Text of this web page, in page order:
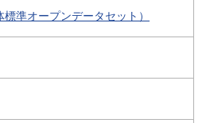
準オープンデータセット）